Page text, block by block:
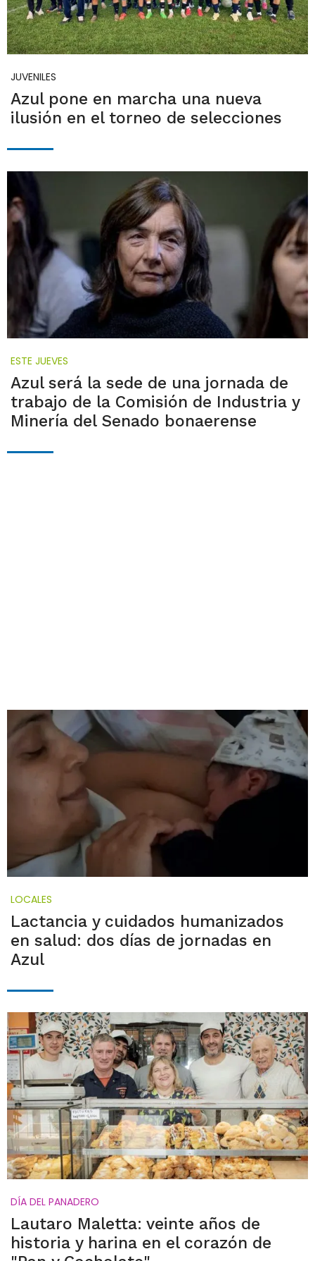
JUVENILES
Azul pone en marcha una nueva
ilusión en el torneo de selecciones
ESTE JUEVES
Azul será la sede de una jornada de
trabajo de la Comisión de Industria y
Minería del Senado bonaerense
LOCALES
Lactancia y cuidados humanizados
en salud: dos días de jornadas en
Azul
DÍA DEL PANADERO
Lautaro Maletta: veinte años de
historia y harina en el corazón de